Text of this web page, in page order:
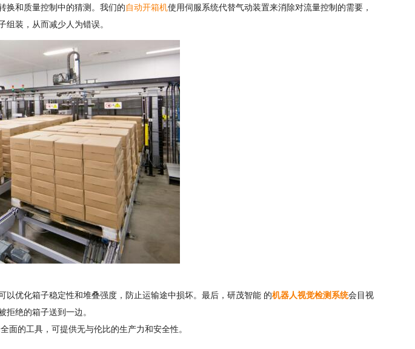
换和质量控制中的猜测。我们的自动开箱机使用伺服系统代替气动装置来消除对流量控制的需要，
装，从而减少人为错误。
以优化箱子稳定性和堆叠强度，防止运输途中损坏。最后，研茂智能 的机器人视觉检测系统会目视
绝的箱子送到一边。
面的工具，可提供无与伦比的生产力和安全性。